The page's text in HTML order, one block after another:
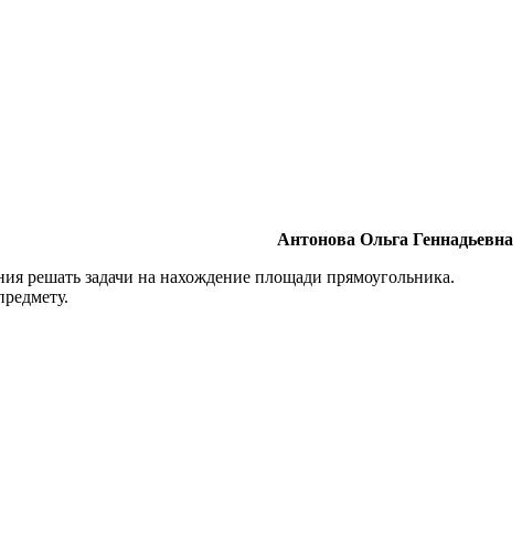
Антонова Ольга Геннадьевна
решать задачи на нахождение площади прямоугольника.